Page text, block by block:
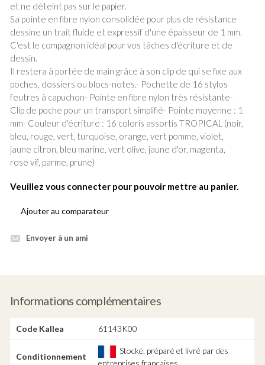
et ne déteint pas sur le papier.
Sa pointe en fibre nylon consolidée pour plus de résistance
dessine un trait fluide et expressif d'une épaisseur de 1 mm.
C'est le compagnon idéal pour vos tâches d'écriture et de
dessin.
Il restera à portée de main grâce à son clip de qui se fixe aux
poches, dossiers ou blocs-notes.- Pochette de 16 stylos
feutres à capuchon- Pointe en fibre nylon très résistante-
Clip de poche pour un transport simplifié- Pointe moyenne : 1
mm- Couleur d'écriture : 16 coloris assortis TROPICAL (noir,
bleu, rouge, vert, turquoise, orange, vert pomme, violet,
jaune citron, bleu marine, vert olive, jaune d'or, magenta,
rose vif, parme, prune)
Veuillez vous connecter pour pouvoir mettre au panier.
Ajouter au comparateur
Envoyer à un ami
Informations complémentaires
Code Kallea 61143K00
Conditionnement
Stocké, préparé et livré par des